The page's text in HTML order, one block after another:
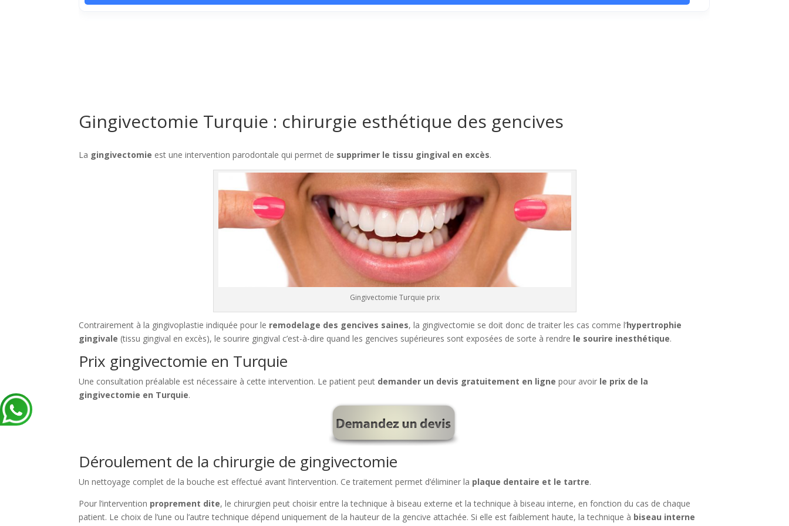
Gingivectomie Turquie : chirurgie esthétique des gencives
La gingivectomie est une intervention parodontale qui permet de supprimer le tissu gingival en excès.
Gingivectomie Turquie prix
Contrairement à la gingivoplastie indiquée pour le remodelage des gencives saines, la gingivectomie se doit donc de traiter les cas comme l’hypertrophie
gingivale (tissu gingival en excès), le sourire gingival c’est-à-dire quand les gencives supérieures sont exposées de sorte à rendre le sourire inesthétique.
Prix gingivectomie en Turquie
Une consultation préalable est nécessaire à cette intervention. Le patient peut demander un devis gratuitement en ligne pour avoir le prix de la
gingivectomie en Turquie.
Déroulement de la chirurgie de gingivectomie
Un nettoyage complet de la bouche est effectué avant l’intervention. Ce traitement permet d’éliminer la plaque dentaire et le tartre.
Pour l’intervention proprement dite, le chirurgien peut choisir entre la technique à biseau externe et la technique à biseau interne, en fonction du cas de chaque
patient. Le choix de l’une ou l’autre technique dépend uniquement de la hauteur de la gencive attachée. Si elle est faiblement haute, la technique à biseau interne